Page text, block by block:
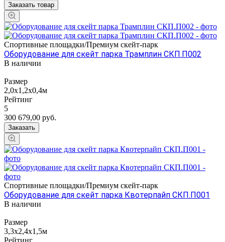
Заказать товар
Спортивные площадки/Премиум скейт-парк
Оборудование для скейт парка Трамплин СКП.П002
В наличии
Размер
2,0х1,2х0,4м
Рейтинг
5
300 679,00 руб.
Заказать
Спортивные площадки/Премиум скейт-парк
Оборудование для скейт парка Квотерпайп СКП.П001
В наличии
Размер
3,3х2,4х1,5м
Рейтинг